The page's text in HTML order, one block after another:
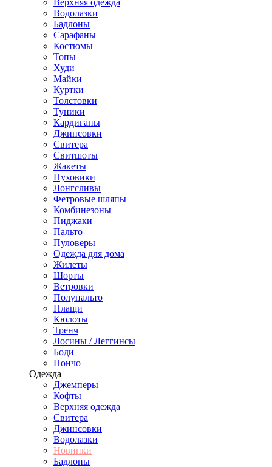
Водолазки
Бадлоны
Сарафаны
Костюмы
Топы
Худи
Майки
Куртки
Толстовки
Туники
Кардиганы
Джинсовки
Свитера
Свитшоты
Жакеты
Пуховики
Лонгсливы
Фетровые шляпы
Комбинезоны
Пиджаки
Пальто
Пуловеры
Одежда для дома
Жилеты
Шорты
Ветровки
Полупальто
Плащи
Кюлоты
Тренч
Лосины / Леггинсы
Боди
Пончо
Одежда
Джемперы
Кофты
Верхняя одежда
Свитера
Джинсовки
Водолазки
Новинки
Бадлоны